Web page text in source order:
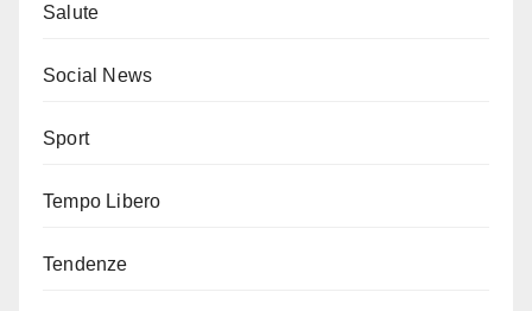
Salute
Social News
Sport
Tempo Libero
Tendenze